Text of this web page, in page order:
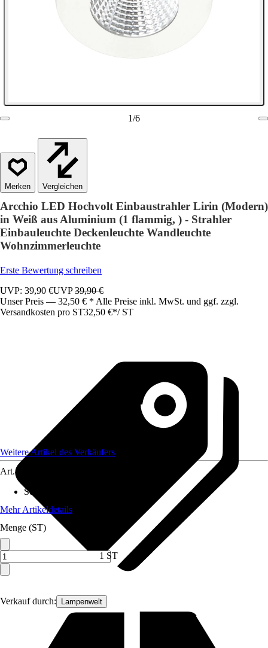
1/6
Vergleichen
Arcchio LED Hochvolt Einbaustrahler Lirin (Modern)
in Weiß aus Aluminium (1 flammig, ) - Strahler
Einbauleuchte Deckenleuchte Wandleuchte
Wohnzimmerleuchte
Erste Bewertung schreiben
UVP: 39,90 €UVP39,90 €
Unser Preis — 32,50 € * Alle Preise inkl. MwSt. und ggf. zzgl.
Versandkosten pro ST32,50 €*/ ST
Verkauf durch: Lampenwelt
Weitere Artikel des Verkäufers
Art.-Nr.
Schutzart
Mehr Artikeldetails
Menge (ST)
1 ST